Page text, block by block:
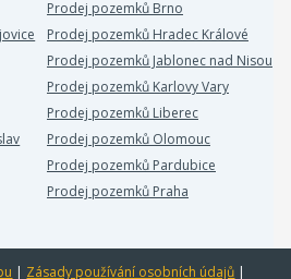
Prodej pozemků Brno
Prodej pozemků Hradec Králové
Prodej pozemků Jablonec nad Nisou
Prodej pozemků Karlovy Vary
Prodej pozemků Liberec
Prodej pozemků Olomouc
Prodej pozemků Pardubice
Prodej pozemků Praha
| Zásady používání osobních údajů |